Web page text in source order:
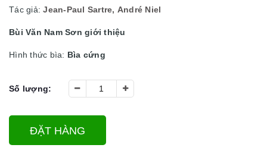
Tác giả:Jean-Paul Sartre, André Niel
Bùi Văn Nam Sơn giới thiệu
Hình thức bìa: Bìa cứng
Số lượng:
ĐẶT HÀNG